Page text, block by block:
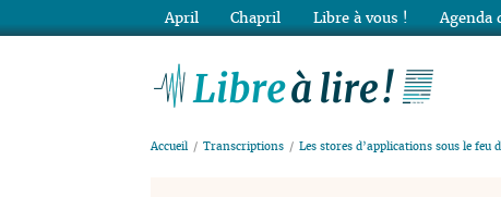
Accueil Transcriptions Les stores d’applications sous le feu
April Chapril Libre à vous ! Agenda